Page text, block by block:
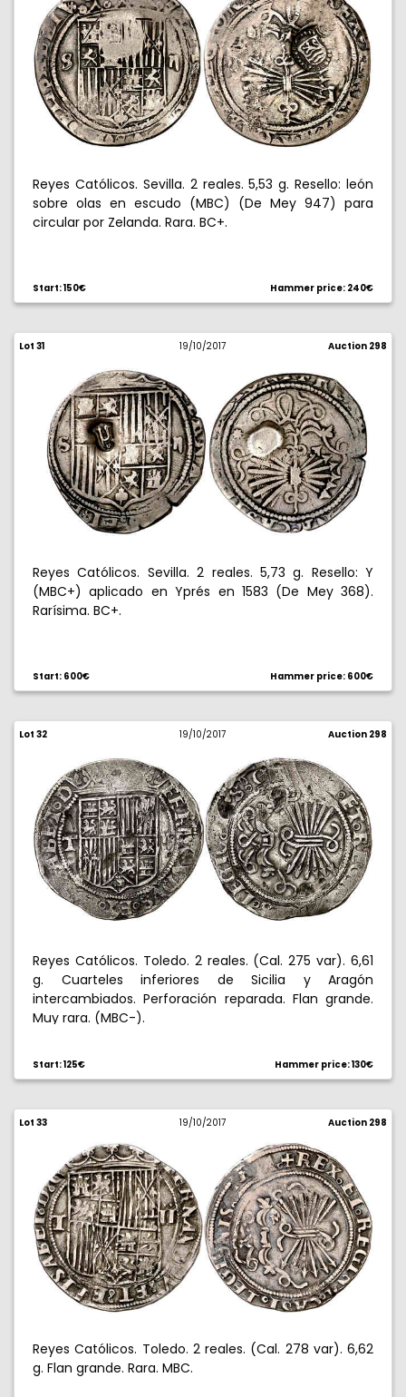
Reyes Católicos. Sevilla. 2 reales. 5,53 g. Resello: león
sobre olas en escudo (MBC) (De Mey 947) para
circular por Zelanda. Rara. BC+.
Start: 150€ Hammer price: 240€
Lot 31 19/10/2017 Auction 298
Reyes Católicos. Sevilla. 2 reales. 5,73 g. Resello: Y
(MBC+) aplicado en Yprés en 1583 (De Mey 368).
Rarísima. BC+.
Start: 600€ Hammer price: 600€
Lot 32 19/10/2017 Auction 298
Reyes Católicos. Toledo. 2 reales. (Cal. 275 var). 6,61
g. Cuarteles inferiores de Sicilia y Aragón
intercambiados. Perforación reparada. Flan grande.
Muy rara. (MBC-).
Start: 125€ Hammer price: 130€
Lot 33 19/10/2017 Auction 298
Reyes Católicos. Toledo. 2 reales. (Cal. 278 var). 6,62
g. Flan grande. Rara. MBC.